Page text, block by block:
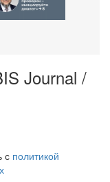
Journal /
с политикой